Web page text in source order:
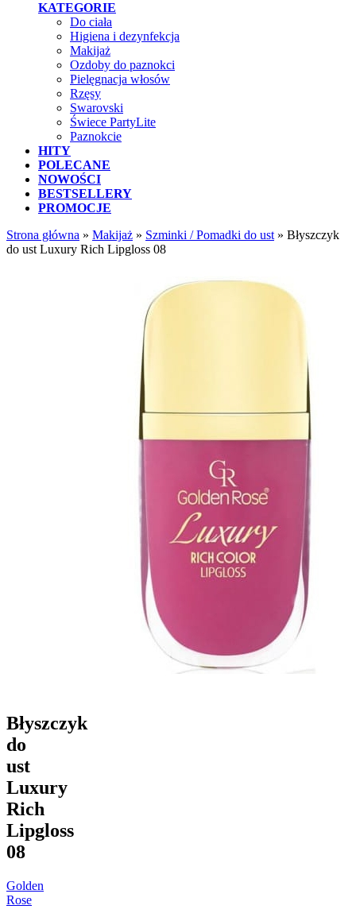
KATEGORIE
Do ciała
Higiena i dezynfekcja
Makijaż
Ozdoby do paznokci
Pielęgnacja włosów
Rzęsy
Swarovski
Świece PartyLite
Paznokcie
HITY
POLECANE
NOWOŚCI
BESTSELLERY
PROMOCJE
Strona główna » Makijaż » Szminki / Pomadki do ust » Błyszczyk
do ust Luxury Rich Lipgloss 08
Błyszczyk
do
ust
Luxury
Rich
Lipgloss
08
Golden
Rose